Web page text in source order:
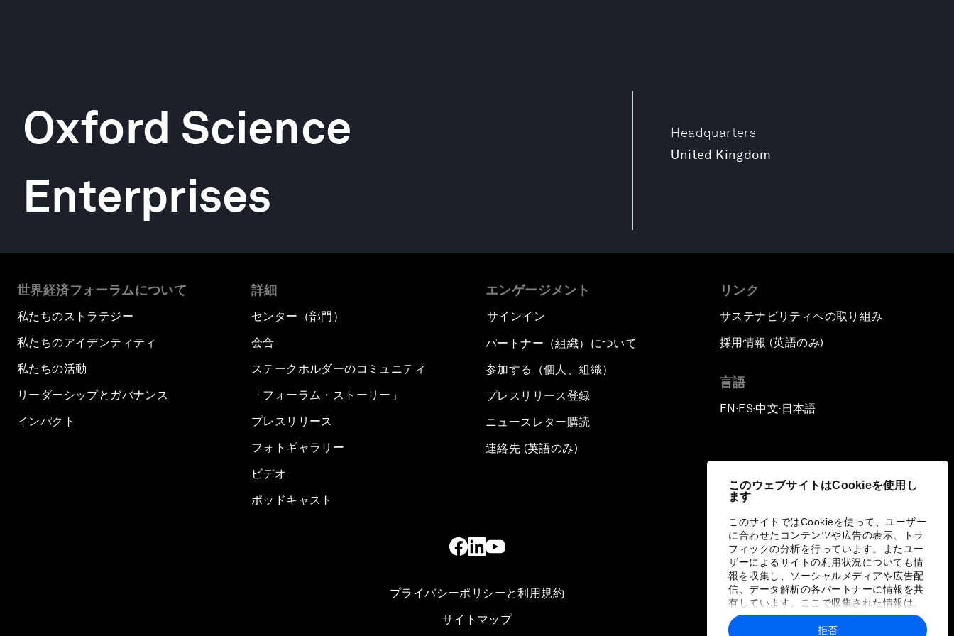
このウェブサイトはCookieを使用し
ます
このサイトではCookieを使って、ユーザー
に合わせたコンテンツや広告の表示、トラ
フィックの分析を行っています。またユー
ザーによるサイトの利用状況についても情
報を収集し、ソーシャルメディアや広告配
信、データ解析の各パートナーに情報を共
有しています。ここで収集された情報は、
ユーザーが各パートナーに提供した他の情
報や各パートナーのサービスを使用した際
拒否
Headquarters
United Kingdom
Oxford Science
Enterprises
世界経済フォーラムについて
私たちのストラテジー
私たちのアイデンティティ
私たちの活動
リーダーシップとガバナンス
インパクト
詳細
センター（部門）
会合
ステークホルダーのコミュニティ
「フォーラム・ストーリー」
プレスリリース
フォトギャラリー
ビデオ
ポッドキャスト
エンゲージメント
サインイン
パートナー（組織）について
参加する（個人、組織）
プレスリリース登録
ニュースレター購読
連絡先 (英語のみ)
リンク
サステナビリティへの取り組み
採用情報 (英語のみ)
言語
EN ▪ES▪中文▪ 日本語
プライバシーポリシーと利用規約
サイトマップ